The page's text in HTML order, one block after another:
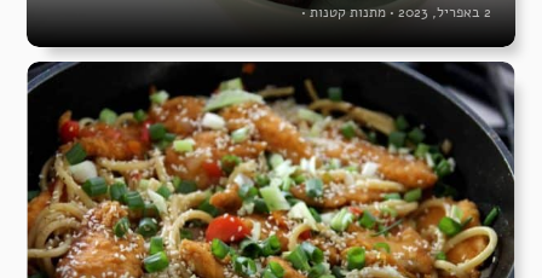
2 באפריל, 2023 • מתנות קטנות•